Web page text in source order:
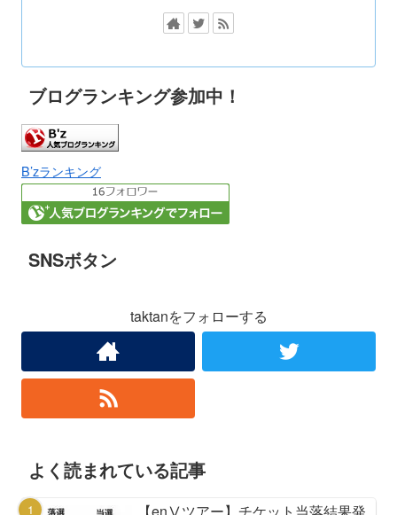
ブログランキング参加中！
B’zランキング
SNSボタン
taktanをフォローする
よく読まれている記事
【enⅤツアー】チケット当落結果発